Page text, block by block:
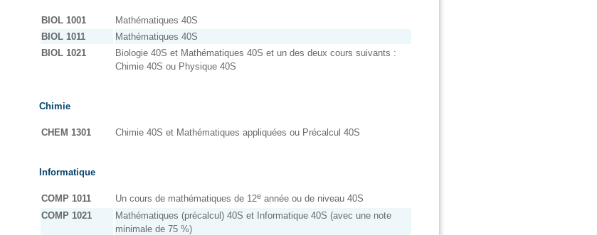
BIOL 1001
Mathématiques 40S
BIOL 1011
Mathématiques 40S
BIOL 1021
Biologie 40S et Mathématiques 40S et un des deux cours suivants :
Chimie 40S ou Physique 40S
Chimie
CHEM 1301 Chimie 40S et Mathématiques appliquées ou Précalcul 40S
Informatique
COMP 1011 Un cours de mathématiques de 12e année ou de niveau 40S
COMP 1021
Mathématiques (précalcul) 40S et Informatique 40S (avec une note
minimale de 75 %)